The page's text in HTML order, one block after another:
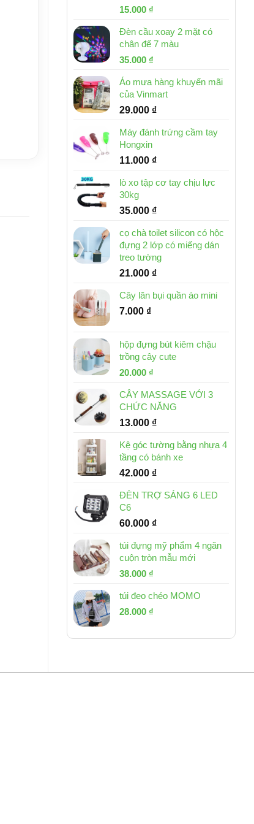
Giá
là:
32.000 ₫.
15.000 ₫
tại
là:
Đèn cầu xoay 2 mặt có
chân đế 7 màu
Giá
là:
46.000 ₫.
35.000 ₫
tại
là:
35.000 ₫.
Áo mưa hàng khuyến mãi
của Vinmart
29.000 ₫
Máy đánh trứng cầm tay
Hongxin
11.000 ₫
lò xo tập cơ tay chịu lực
30kg
35.000 ₫
cọ chà toilet silicon có hộc
đựng 2 lớp có miếng dán
treo tường
21.000 ₫
Cây lăn bụi quần áo mini
7.000 ₫
hộp đựng bút kiêm chậu
trồng cây cute
Giá
là:
30.000 ₫.
20.000 ₫
tại
là:
20.000 ₫.
CÂY MASSAGE VỚI 3
CHỨC NĂNG
13.000 ₫
Kệ góc tường bằng nhựa 4
tầng có bánh xe
42.000 ₫
ĐÈN TRỢ SÁNG 6 LED
C6
60.000 ₫
túi đựng mỹ phẩm 4 ngăn
cuộn tròn mẫu mới
Giá
là:
53.000 ₫.
38.000 ₫
tại
túi đeo chéo MOMO
Giá
là:
28.000 ₫
tại